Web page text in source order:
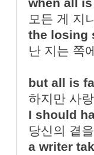
when all
모든 게 지
the losing
난 지는 쪽
but all is
하지만 사
I should
당신의 곁
a writer